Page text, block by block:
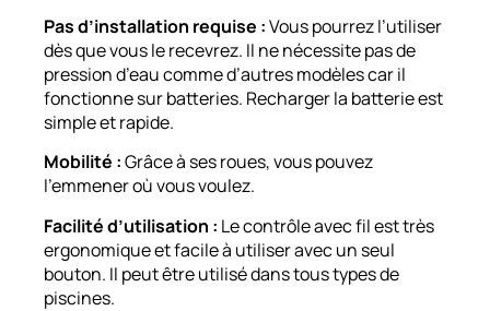
Pas d’installation requise :Vous pourrez l’utiliser
dès que vous le recevrez. Il ne nécessite pas de
pression d’eau comme d’autres modèles car il
fonctionne sur batteries. Recharger la batterie est
simple et rapide.
Mobilité :Grâce à ses roues, vous pouvez
l’emmener où vous voulez.
Facilité d’utilisation : Le contrôle avec fil est très
ergonomique et facile à utiliser avec un seul
bouton. Il peut être utilisé dans tous types de
piscines.